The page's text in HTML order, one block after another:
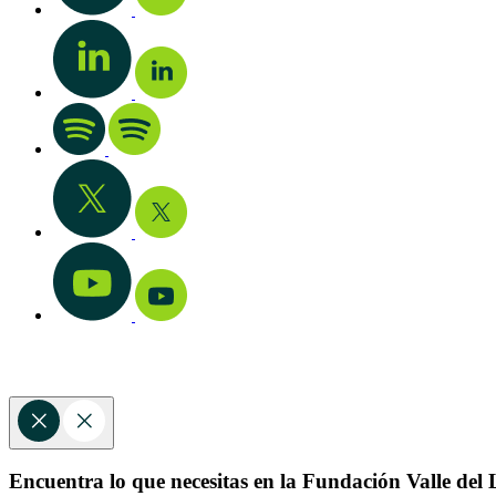
Encuentra lo que necesitas en la Fundación Valle del